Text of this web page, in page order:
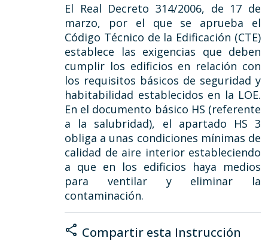
El Real Decreto 314/2006, de 17 de
marzo, por el que se aprueba el
Código Técnico de la Edificación (CTE)
establece las exigencias que deben
cumplir los edificios en relación con
los requisitos básicos de seguridad y
habitabilidad establecidos en la LOE.
En el documento básico HS (referente
a la salubridad), el apartado HS 3
obliga a unas condiciones mínimas de
calidad de aire interior estableciendo
a que en los edificios haya medios
para ventilar y eliminar la
contaminación.
share Compartir esta Instrucción